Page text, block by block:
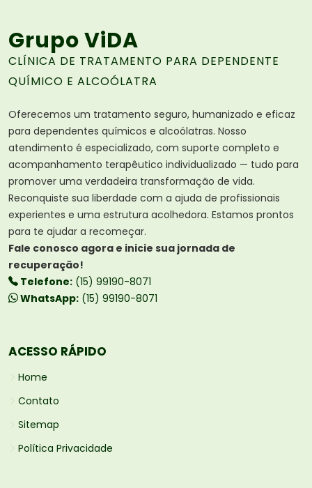
Grupo ViDA
CLÍNICA DE TRATAMENTO PARA DEPENDENTE
QUÍMICO E ALCOÓLATRA
Oferecemos um tratamento seguro, humanizado e eficaz
para dependentes químicos e alcoólatras. Nosso
atendimento é especializado, com suporte completo e
acompanhamento terapêutico individualizado — tudo para
promover uma verdadeira transformação de vida.
Reconquiste sua liberdade com a ajuda de profissionais
experientes e uma estrutura acolhedora. Estamos prontos
para te ajudar a recomeçar.
Fale conosco agora e inicie sua jornada de
recuperação!
Telefone: (15) 99190-8071
WhatsApp: (15) 99190-8071
ACESSO RÁPIDO
Home
Contato
Sitemap
Política Privacidade